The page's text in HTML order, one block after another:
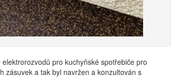
pro kuchyňské spotřebiče pro
zásuvek a tak byl navržen a konzultován s